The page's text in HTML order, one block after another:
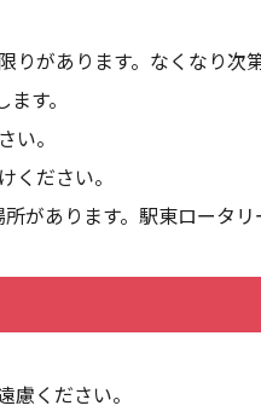
があります。なくなり次
す。
。
ださい。
があります。駅東ロータリ
ください。